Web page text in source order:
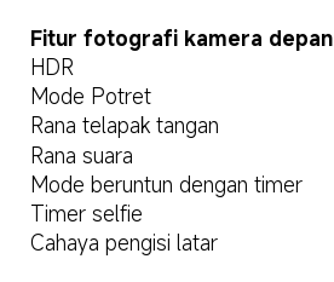
Fitur fotografi kamera depan
HDR
Mode Potret
Rana telapak tangan
Rana suara
Mode beruntun dengan timer
Timer selfie
Cahaya pengisi latar